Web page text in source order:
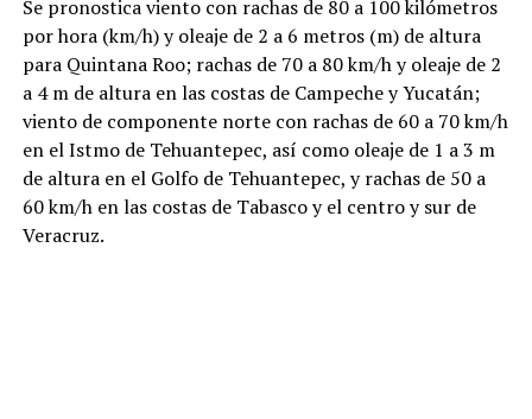
Se pronostica viento con rachas de 80 a 100 kilómetros
por hora (km/h) y oleaje de 2 a 6 metros (m) de altura
para Quintana Roo; rachas de 70 a 80 km/h y oleaje de 2
a 4 m de altura en las costas de Campeche y Yucatán;
viento de componente norte con rachas de 60 a 70 km/h
en el Istmo de Tehuantepec, así como oleaje de 1 a 3 m
de altura en el Golfo de Tehuantepec, y rachas de 50 a
60 km/h en las costas de Tabasco y el centro y sur de
Veracruz.